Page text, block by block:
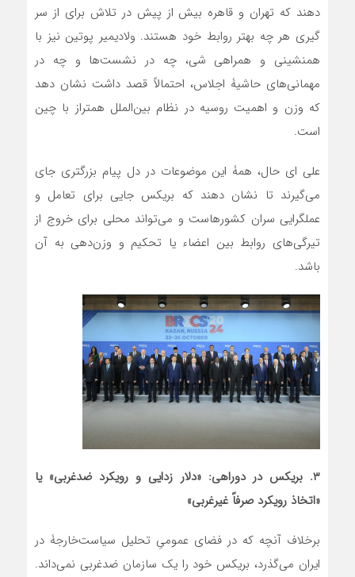
دهند که تهران و قاهره بیش از پیش در تلاش برای از سر
گیری هر چه بهتر روابط خود هستند. ولادیمیر پوتین نیز با
همنشینی و همراهی شی، چه در نشست‌ها و چه در
مهمانی‌‌های حاشیۀ اجلاس، احتمالاً قصد داشت نشان دهد
که وزن و اهمیت روسیه در نظام بین‌الملل همتراز با چین
است.
علی ای حال، همۀ این موضوعات در دل پیام بزرگتری جای
می‌گیرند تا نشان دهند که بریکس جایی برای تعامل و
عملگرایی سران کشورهاست و می‌تواند محلی برای خروج از
تیرگی‌های روابط بین اعضاء یا تحکیم و وزن‌دهی به آن
باشد.
۳. بریکس در دوراهی: «دلار زدایی و رویکرد ضدغربی» یا
«اتخاذ رویکرد صرفاً غیرغربی»
برخلاف آنچه که در فضای عمومیِ تحلیل سیاست‌خارجۀ در
ایران می‌گذرد، بریکس خود را یک سازمان ضدغربی نمی‌داند.